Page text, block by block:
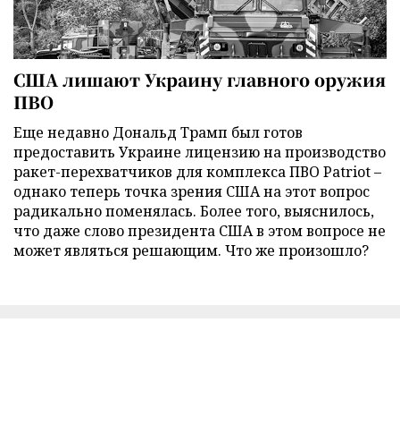
США лишают Украину главного оружия
ПВО
Еще недавно Дональд Трамп был готов
предоставить Украине лицензию на производство
ракет-перехватчиков для комплекса ПВО Patriot –
однако теперь точка зрения США на этот вопрос
радикально поменялась. Более того, выяснилось,
что даже слово президента США в этом вопросе не
может являться решающим. Что же произошло?